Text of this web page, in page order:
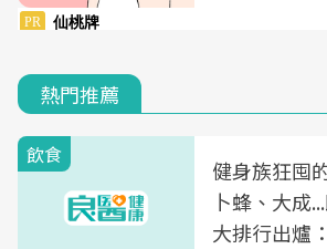
熱門推薦
飲食
健身族狂囤
卜蜂、大成
大排行出爐